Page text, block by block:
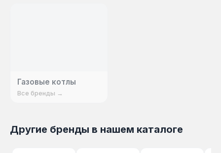
Газовые котлы
Все бренды →
Другие бренды в нашем каталоге